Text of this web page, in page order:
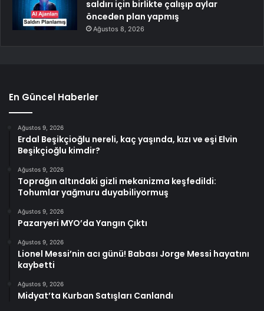
saldırı için birlikte çalışıp aylar
önceden plan yapmış
Ağustos 8, 2026
En Güncel Haberler
Ağustos 9, 2026
Erdal Beşikçioğlu nereli, kaç yaşında, kızı ve eşi Elvin
Beşikçioğlu kimdir?
Ağustos 9, 2026
Toprağın altındaki gizli mekanizma keşfedildi:
Tohumlar yağmuru duyabiliyormuş
Ağustos 9, 2026
Pazaryeri MYO’da Yangın Çıktı
Ağustos 9, 2026
Lionel Messi’nin acı günü! Babası Jorge Messi hayatını
kaybetti
Ağustos 9, 2026
Midyat’ta Kurban Satışları Canlandı